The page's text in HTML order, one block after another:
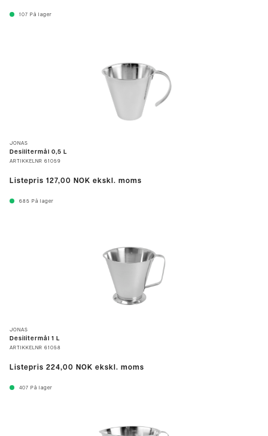
107 På lager
JONAS
Desilitermål 0,5 L
ARTIKKELNR 61059
Listepris 127,00 NOK ekskl. moms
685 På lager
JONAS
Desilitermål 1 L
ARTIKKELNR 61058
Listepris 224,00 NOK ekskl. moms
407 På lager